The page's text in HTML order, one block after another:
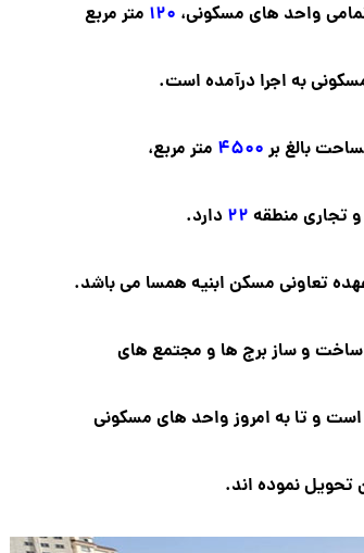
واحد های مسکونی، ۱۲۰ متر مربع
به اجرا درآمده است.
بالغ بر ۴۵۰۰ متر مربع،
تجاری منطقه ۲۲ دارد.
تعاونی مسکن ابنیه همسا می باشد.
ساخت و ساز برج ها و مجتمع های
و تا به امروز واحد های مسکونی
تحویل نموده اند.